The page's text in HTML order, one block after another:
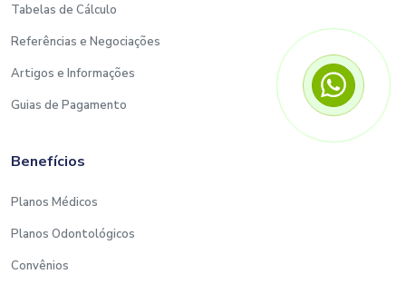
Tabelas de Cálculo
Referências e Negociações
Artigos e Informações
Guias de Pagamento
Benefícios
Planos Médicos
Planos Odontológicos
Convênios